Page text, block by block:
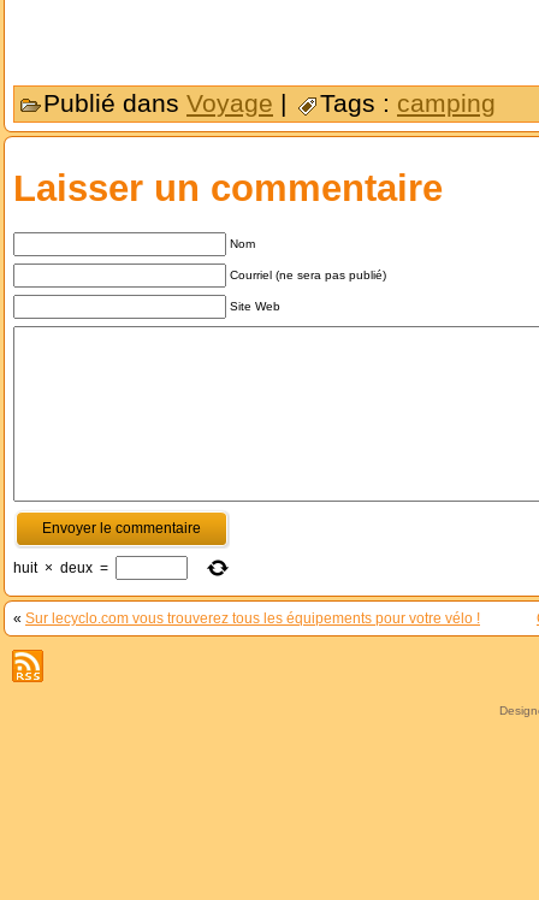
Publié dans Voyage | Tags : camping
Laisser un commentaire
Nom
Courriel (ne sera pas publié)
Site Web
huit × deux =
« Sur lecyclo.com vous trouverez tous les équipements pour votre vélo !